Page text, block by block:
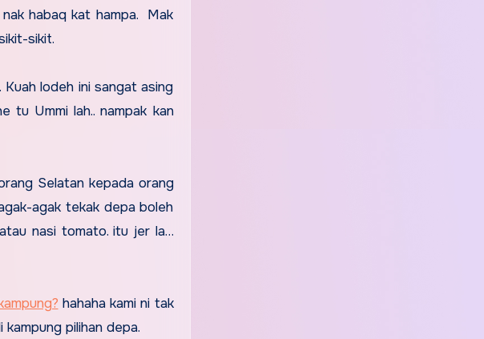
habaq kat hampa. Mak
sikit.
Kuah lodeh ini sangat asing
tu Ummi lah.. nampak kan
Selatan kepada orang
agak tekak depa boleh
nasi tomato. itu jer la…
hahaha kami ni tak
pilihan depa.